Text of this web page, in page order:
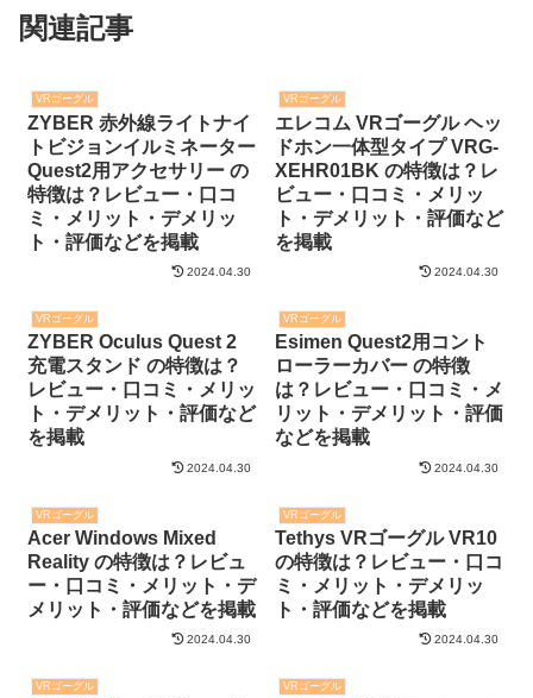
関連記事
VRゴーグル
ZYBER 赤外線ライトナイ
トビジョンイルミネーター
Quest2用アクセサリー の
特徴は？レビュー・口コ
ミ・メリット・デメリッ
ト・評価などを掲載
2024.04.30
VRゴーグル
エレコム VRゴーグル ヘッ
ドホン一体型タイプ VRG-
XEHR01BK の特徴は？レ
ビュー・口コミ・メリッ
ト・デメリット・評価など
を掲載
2024.04.30
VRゴーグル
ZYBER Oculus Quest 2
充電スタンド の特徴は？
レビュー・口コミ・メリッ
ト・デメリット・評価など
を掲載
2024.04.30
VRゴーグル
Esimen Quest2用コント
ローラーカバー の特徴
は？レビュー・口コミ・メ
リット・デメリット・評価
などを掲載
2024.04.30
VRゴーグル
Acer Windows Mixed
Reality の特徴は？レビュ
ー・口コミ・メリット・デ
メリット・評価などを掲載
2024.04.30
VRゴーグル
Tethys VRゴーグル VR10
の特徴は？レビュー・口コ
ミ・メリット・デメリッ
ト・評価などを掲載
2024.04.30
VRゴーグル VRゴーグル